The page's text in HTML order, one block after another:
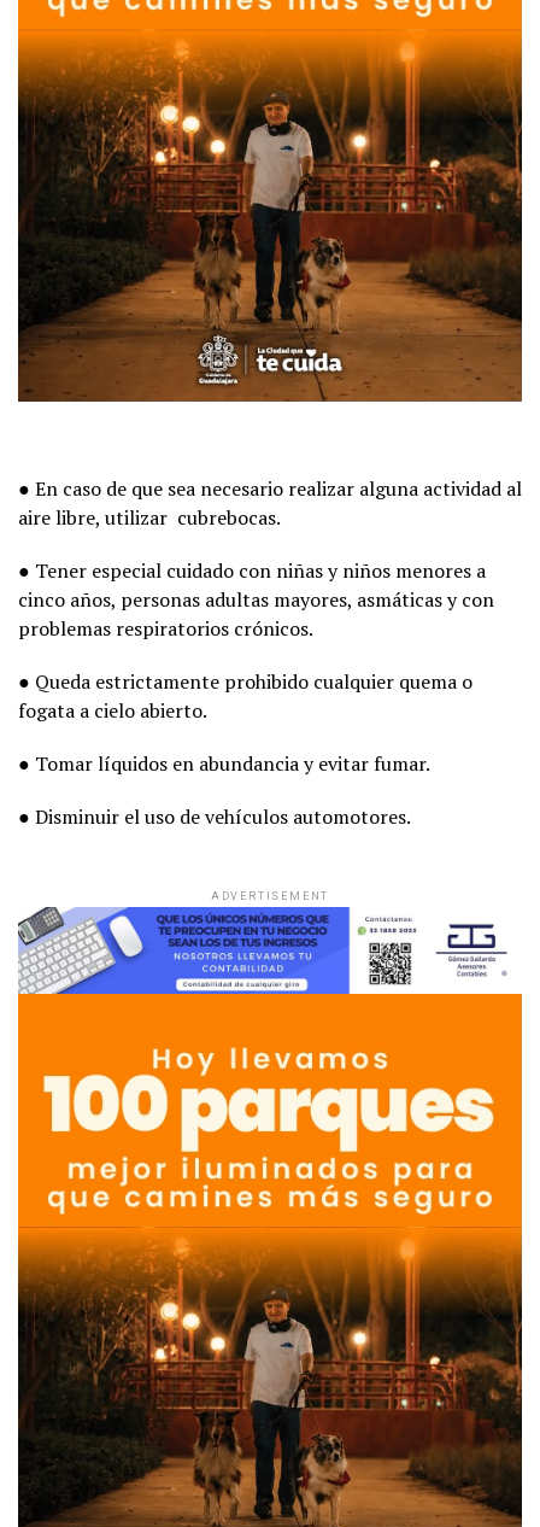
● En caso de que sea necesario realizar alguna actividad al
aire libre, utilizar cubrebocas.
● Tener especial cuidado con niñas y niños menores a
cinco años, personas adultas mayores, asmáticas y con
problemas respiratorios crónicos.
● Queda estrictamente prohibido cualquier quema o
fogata a cielo abierto.
● Tomar líquidos en abundancia y evitar fumar.
● Disminuir el uso de vehículos automotores.
ADVERTISEMENT